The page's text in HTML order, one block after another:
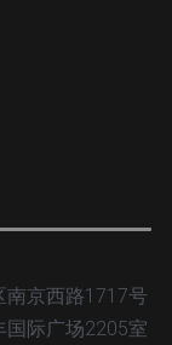
南京西路1717号
国际广场2205室